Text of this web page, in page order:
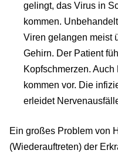
gelingt, das Virus in
kommen.
Viren gelangen meist
Gehirn. Der Patient
Kopfschmerzen.
kommen vor. Die
erleidet
Ein großes Problem von
(Wiederauftreten) der